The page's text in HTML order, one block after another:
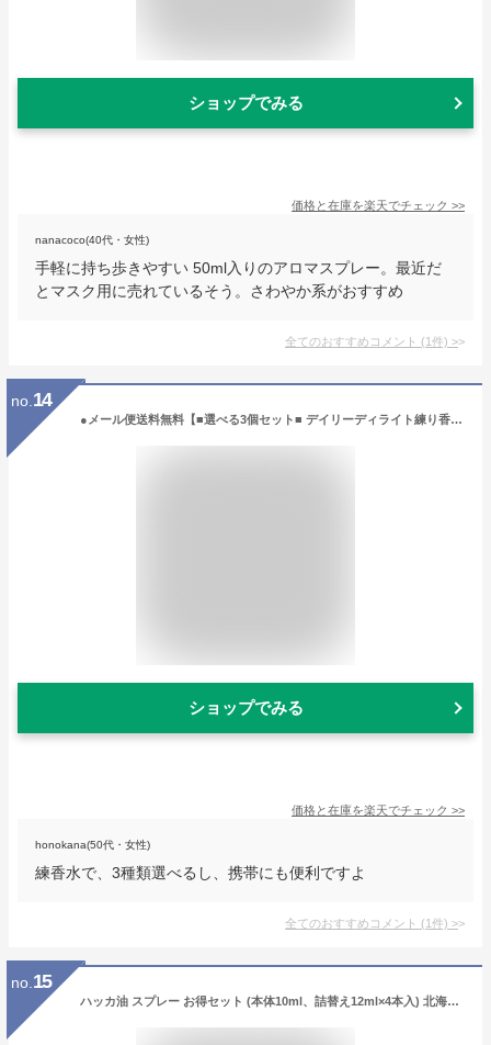
ショップでみる
価格と在庫を楽天でチェック >>
nanacoco(40代・女性)
手軽に持ち歩きやすい 50ml入りのアロマスプレー。最近だ
とマスク用に売れているそう。さわやか系がおすすめ
全てのおすすめコメント (1件) >
no. 14
●メール便送料無料【■選べる3個セット■ デイリーディライト練り香水】リップバーム コスメ アロマ 携帯用香水
ショップでみる
価格と在庫を楽天でチェック >>
honokana(50代・女性)
練香水で、3種類選べるし、携帯にも便利ですよ
全てのおすすめコメント (1件) >
no. 15
ハッカ油 スプレー お得セット (本体10ml、詰替え12ml×4本入) 北海道 北見 ハッカ油スプレー 国産 虫よけ アロマ ミント メール便 送料無料 マスクスプレーに